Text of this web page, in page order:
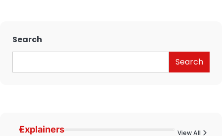
Search
Search
Explainers View All